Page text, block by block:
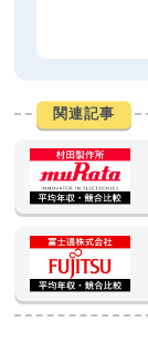
関連記事